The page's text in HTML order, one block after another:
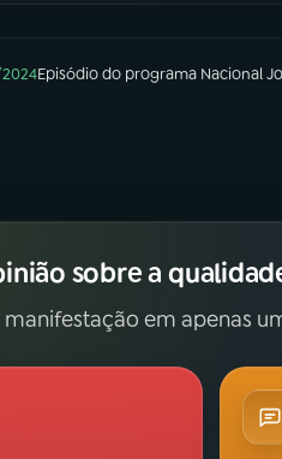
Episódiodo programa Nacional
sobre a
manifestação em apenas